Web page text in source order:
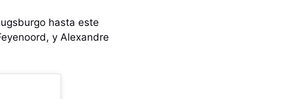
hasta este
y Alexandre